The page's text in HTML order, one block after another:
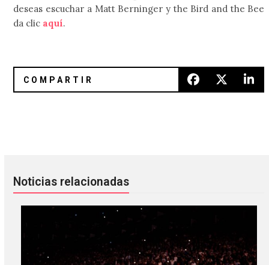
deseas escuchar a Matt Berninger y the Bird and the Bee
da clic aquí.
Noticias relacionadas